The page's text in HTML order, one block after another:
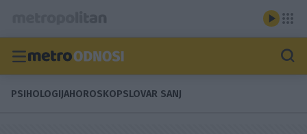
PSIHOLOGIJAHOROSKOPSLOVAR SANJ